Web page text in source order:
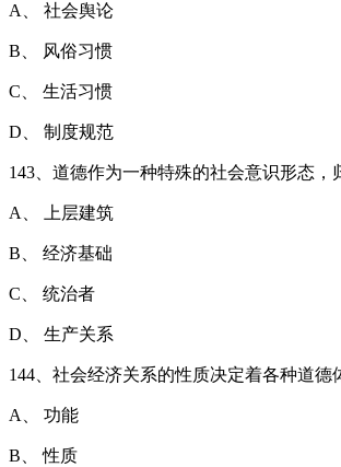
A、 社会舆论
B、 风俗习惯
C、 生活习惯
D、 制度规范
143、道德作为一种特殊的社会意识形态
A、 上层建筑
B、 经济基础
C、 统治者
D、 生产关系
144、社会经济关系的性质决定着各种道
A、 功能
B、 性质